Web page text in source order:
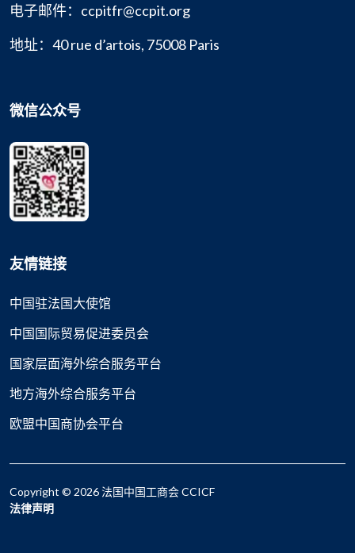
电子邮件：ccpitfr@ccpit.org
地址：40 rue d’artois, 75008 Paris
微信公众号
友情链接
中国驻法国大使馆
中国国际贸易促进委员会
国家层面海外综合服务平台
地方海外综合服务平台
欧盟中国商协会平台
Copyright © 2026 法国中国工商会 CCICF
法律声明